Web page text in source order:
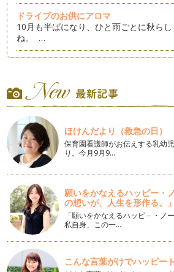
ドライブのお供にアロマ
10月も半ばになり、ひと雨ごとに秋ら
ね。 …
なさん楽しい夏を過ごされましたでし…
アロマでエコ＆クールビズ
平年より15日、昨年と比べると19日も早
地方、 早くも夏到来。 猛暑が続…
季節の行事をアロマで楽しむ
我が家では、6月半ばを過ぎると、毎年
の。 …
メディカルハーブティーで作るゼリー
だんだん陽射しも初夏を思わせる日が
月は…
簡単♪日本茶とメディカルハーブのブレ
新学期も始まり、そろそろ生活のリズム
ほけんだより（救急の日）
保育園看護師がお伝えする乳幼
り。今月9月9…
願いをかなえるハッピー・
の想いが、人生を形作る。」
「願いをかなえるハッピ－・ノ
私自身、この一…
こんな言葉がけでハッピー